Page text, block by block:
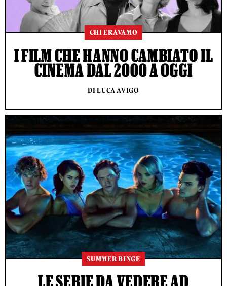
CHI ERAVAMO
I FILM CHE HANNO CAMBIATO IL
CINEMA DAL 2000 A OGGI
DI LUCA AVIGO
SUMMER BINGE
LE SERIE DA VEDERE AD